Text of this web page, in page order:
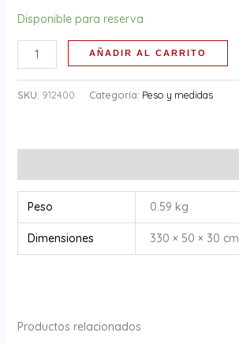
Disponible para reserva
AÑADIR AL CARRITO
SKU: 912400 Categoría: Peso y medidas
Peso 0.59 kg
Dimensiones 330 × 50 × 30 cm
Productos relacionados